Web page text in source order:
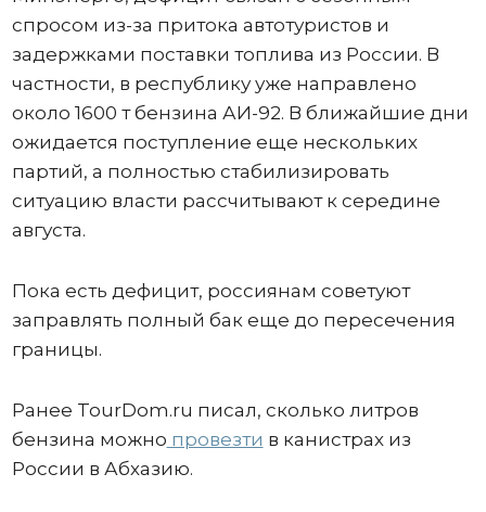
спросом из-за притока автотуристов и
задержками поставки топлива из России. В
частности, в республику уже направлено
около 1600 т бензина АИ-92. В ближайшие дни
ожидается поступление еще нескольких
партий, а полностью стабилизировать
ситуацию власти рассчитывают к середине
августа.
Пока есть дефицит, россиянам советуют
заправлять полный бак еще до пересечения
границы.
Ранее TourDom.ru писал, сколько литров
бензина можно провезти в канистрах из
России в Абхазию.